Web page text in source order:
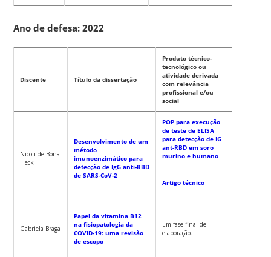
Ano de defesa: 2022
Discente Título da dissertação
Produto técnico-
tecnológico ou
atividade derivada
com relevância
profissional e/ou
social
Nicoli de Bona
Heck
Desenvolvimento de um
método
imunoenzimático para
detecção de IgG anti-RBD
de SARS-CoV-2
POP para execução
de teste de ELISA
para detecção de IG
ant-RBD em soro
murino e humano
Artigo técnico
Gabriela Braga
Papel da vitamina B12
na fisiopatologia da
COVID-19: uma revisão
de escopo
Em fase final de
elaboração.